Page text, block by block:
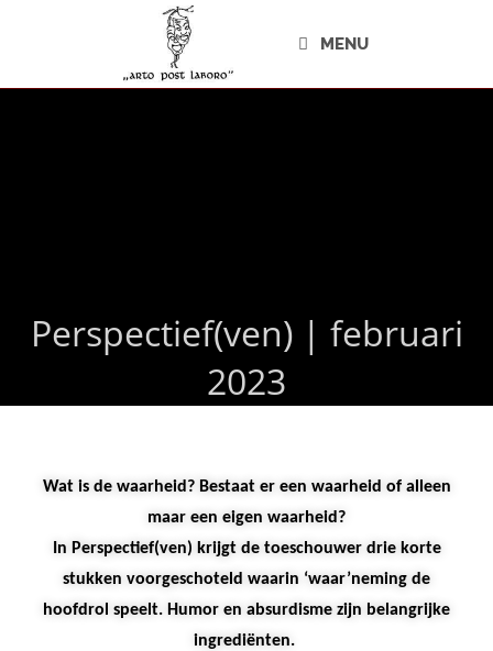
MENU
Perspectief(ven) | februari
2023
Wat is de waarheid? Bestaat er een waarheid of alleen
maar een eigen waarheid?
In Perspectief(ven) krijgt de toeschouwer drie korte
stukken voorgeschoteld waarin ‘waar’neming de
hoofdrol speelt. Humor en absurdisme zijn belangrijke
ingrediënten.